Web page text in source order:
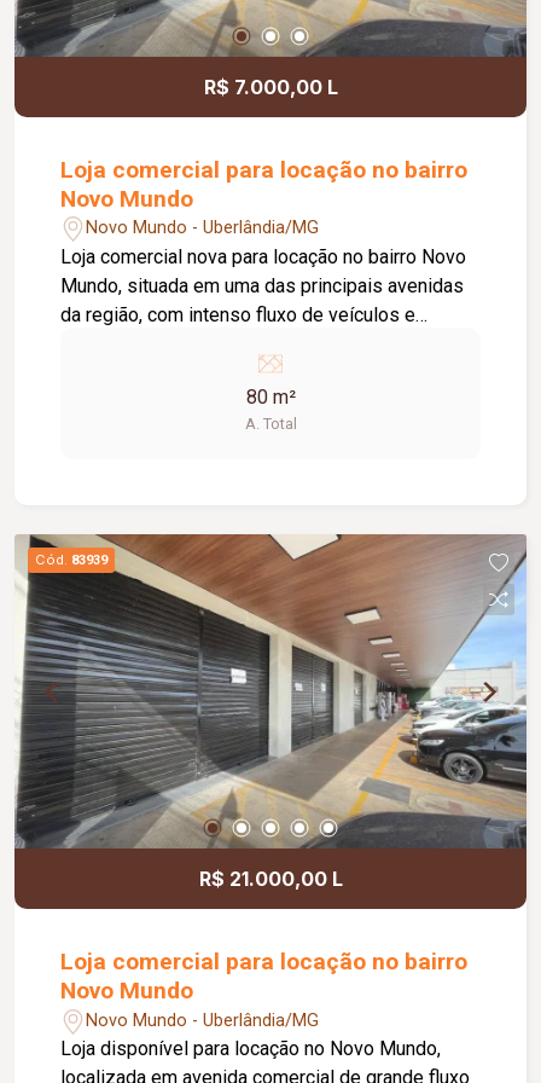
moderna.
R$ 7.000,00 L
Loja comercial para locação no bairro
Novo Mundo
Novo Mundo - Uberlândia/MG
Loja comercial nova para locação no bairro Novo
Mundo, situada em uma das principais avenidas
da região, com intenso fluxo de veículos e
para sua empresa. O imóvel conta com
aproximadamente 80 m² de área privativa, planta
versátil com amplo espaço interno, banheiro,
comercial, que possui habite-se comercial e está
disponível em primeira locação. Opção de
locação flexível: as lojas podem ser alugadas
individualmente, com cerca de 80 m² cada, ou
integradas, totalizando aproximadamente 240 m²
de área privativa, atendendo diferentes
necessidades de operação. Uma excelente
oportunidade para empresas que valorizam
localização estratégica, visibilidade e estrutura
moderna.
80 m²
A. Total
Cód. 83939
R$ 21.000,00 L
Loja comercial para locação no bairro
Novo Mundo
Novo Mundo - Uberlândia/MG
Loja disponível para locação no Novo Mundo,
localizada em avenida comercial de grande fluxo